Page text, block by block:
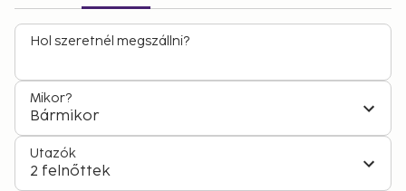
Hol szeretnél megszállni?
Mikor?
Bármikor
Utazók
2 felnőttek